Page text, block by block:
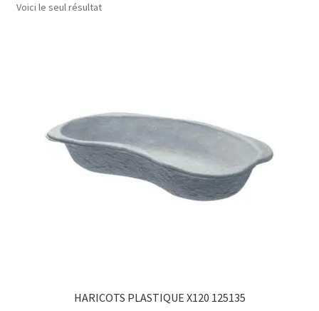
0.00 €
Voici le seul résultat
HARICOTS PLASTIQUE X120 125135